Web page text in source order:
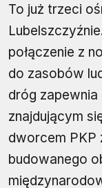
To już trzeci
połączenie z
do zasobów
dróg zapewnia
znajdującym
dworcem PKP
budowanego